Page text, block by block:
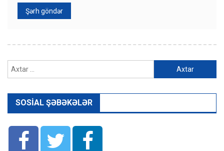
SOSIAL ŞƏBƏKƏLƏR